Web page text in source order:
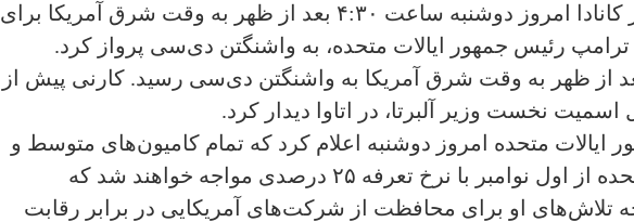
۳- مارک کارنی نخست وزیر کانادا امروز دوشنبه ساعت ۴:۳۰ بعد از ظهر به وقت شرق آمریکا برای
ترامپ رئیس جمهور ایالات متحده، به واشنگتن دی‌سی پرواز کرد.
کارنی ساعت ۶ بعد از ظهر به وقت شرق آمریکا به واشنگتن دی‌سی رسید. کارنی پیش از
اسمیت نخست وزیر آلبرتا، در اتاوا دیدار کرد.
ایالات متحده امروز دوشنبه اعلام کرد که تمام کامیون‌های متوسط و
سنگین وارداتی به ایالات متحده از اول نوامبر با نرخ تعرفه ۲۵ درصدی مواجه خواهند شد که
تلاش‌های او برای محافظت از شرکت‌های آمریکایی در برابر رقابت